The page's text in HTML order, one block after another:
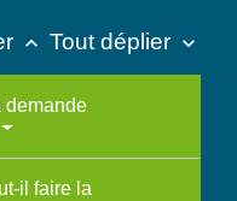
keyboard_arrow_up Tout déplier keyboard_arrow_down
demande
il faire la